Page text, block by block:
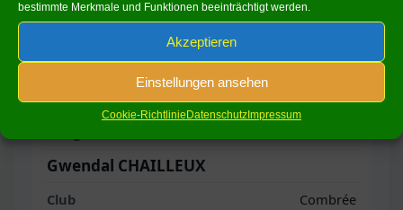
bestimmte Merkmale und Funktionen beeinträchtigt werden.
Akzeptieren
Einstellungen ansehen
Cookie-Richtlinie Datenschutz Impressum
Gwendal CHAILLEUX
Combrée